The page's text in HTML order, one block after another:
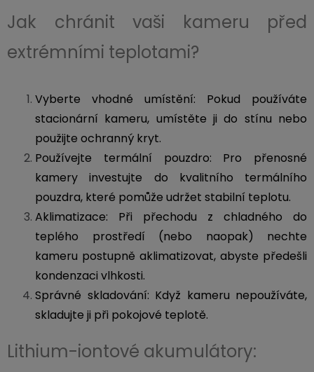
/
Redukce
Jak chránit vaši kameru před
extrémními teplotami?
Vyberte vhodné umístění: Pokud používáte
stacionární kameru, umístěte ji do stínu nebo
použijte ochranný kryt.
Používejte termální pouzdro: Pro přenosné
kamery investujte do kvalitního termálního
pouzdra, které pomůže udržet stabilní teplotu.
Aklimatizace: Při přechodu z chladného do
teplého prostředí (nebo naopak) nechte
kameru postupně aklimatizovat, abyste předešli
kondenzaci vlhkosti.
Správné skladování: Když kameru nepoužíváte,
skladujte ji při pokojové teplotě.
Lithium-iontové akumulátory: